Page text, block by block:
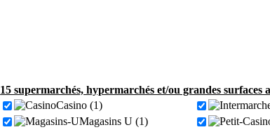
15 supermarchés, hypermarchés et/ou grandes
Casino (1)
Magasins U (1)